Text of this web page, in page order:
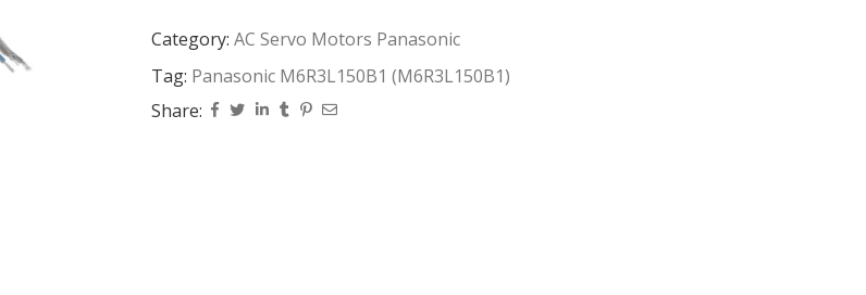
Category: AC Servo Motors Panasonic
Tag: Panasonic M6R3L150B1 (M6R3L150B1)
Share: